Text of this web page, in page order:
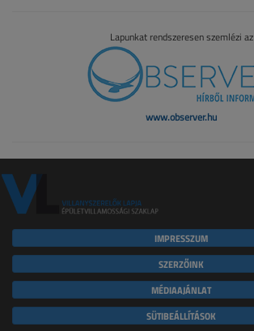
Lapunkat rendszeresen szemlézi az
www.observer.hu
IMPRESSZUM
SZERZŐINK
MÉDIAAJÁNLAT
SÜTIBEÁLLÍTÁSOK